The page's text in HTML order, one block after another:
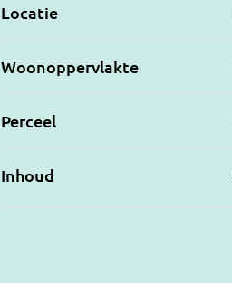
Locatie
Woonoppervlakte
Perceel
Inhoud